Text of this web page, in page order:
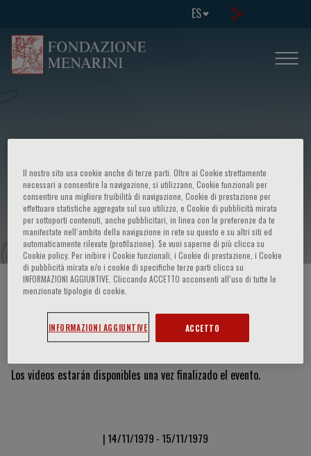
ES
VII Corso di aggiornamento Alterazioni
congenite ed acquisite della
coagulazione: metodi di studio
HOME PAGE / CURSOS Y EVENTOS
Vídeos y diapositivas
Los videos estarán disponibles una vez finalizado el evento.
| 14/11/1979 - 15/11/1979
Il nostro sito usa cookie anche di terze parti. Oltre ai Cookie strettamente
necessari a consentire la navigazione, si utilizzano, Cookie funzionali per
consentire una migliore fruibilità di navigazione, Cookie di prestazione per
effettuare statistiche aggregate sul suo utilizzo, e Cookie di pubblicità mirata
per sottoporti contenuti, anche pubblicitari, in linea con le preferenze da te
manifestate nell‘ambito della navigazione in rete su questo e su altri siti ed
automaticamente rilevate (profilazione). Se vuoi saperne di più clicca su
Cookie policy. Per inibire i Cookie funzionali, i Cookie di prestazione, i Cookie
di pubblicità mirata e/o i cookie di specifiche terze parti clicca su
INFORMAZIONI AGGIUNTIVE. Cliccando ACCETTO acconsenti all’uso di tutte le
menzionate tipologie di cookie.
INFORMAZIONI AGGIUNTIVE ACCETTO